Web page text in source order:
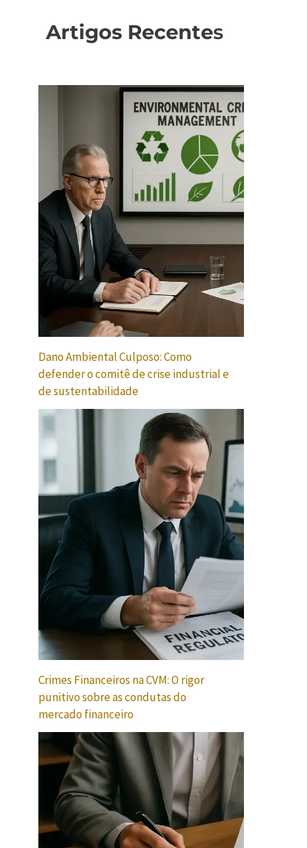
Artigos Recentes
Dano Ambiental Culposo: Como
defender o comitê de crise industrial e
de sustentabilidade
Crimes Financeiros na CVM: O rigor
punitivo sobre as condutas do
mercado financeiro